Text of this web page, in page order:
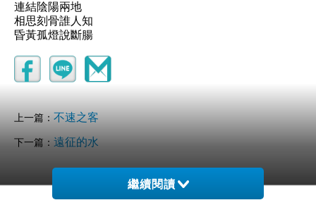
連結陰陽兩地
相思刻骨誰人知
昏黃孤燈說斷腸
上一篇： 不速之客
下一篇： 遠征的水
繼續閱讀